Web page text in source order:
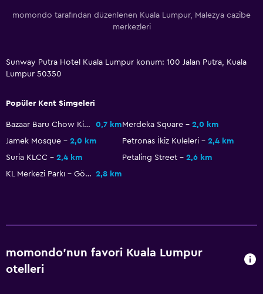
Kasa
Otopark
Havalimanı servisi
Vale park hizmeti
Çamaşırhane
Ütüleme servisi
Pantolon presi
momondo tarafından düzenlenen Kuala Lumpur, Malezya cazibe
merkezleri
Sunway Putra Hotel Kuala Lumpur konum: 100 Jalan Putra, Kuala
Lumpur 50350
Popüler Kent Simgeleri
Bazaar Baru Chow Kit 0,7 kmMerdeka Square
2,0 km
Jamek Mosque
2,0 km Petronas İkiz Kuleleri
2,4 km
Suria KLCC
2,4 km Petaling Street
2,6 km
KL Merkezi Parkı - Göl Bahçeleri 2,8 km
momondo'nun favori Kuala Lumpur
otelleri